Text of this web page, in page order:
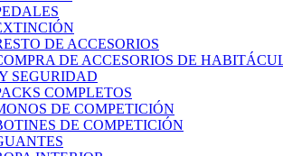
DE ACCESORIOS
DE ACCESORIOS DE
SEGURIDAD
COMPLETOS
DE COMPETICIÓN
DE COMPETICIÓN